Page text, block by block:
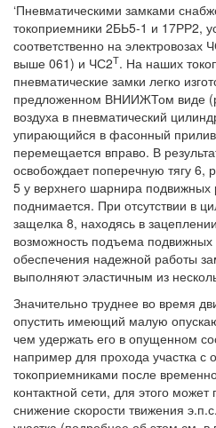
‘Пневматическими замками
токоприемники 2БЬ5-1 и 17РР2,
соответственно на
выше 061) и ЧС2Т. На наших
пневматические замки легко
предложенном ВНИИЖТом виде
воздуха в пневматический
упирающийся в фасонный
перемещается вправо. В
освобождает поперечную тягу
5 у верхнего шарнира
поднимается. При отсутствии в
защелка 8, находясь в
возможность подъема
обеспечения надежной работы
выполняют эластичным из
Значительно труднее во время
опустить имеющий малую
чем удержать его в опущенном
например для прохода участка
токоприемниками после
контактной сети, для этого
снижение скорости твижения